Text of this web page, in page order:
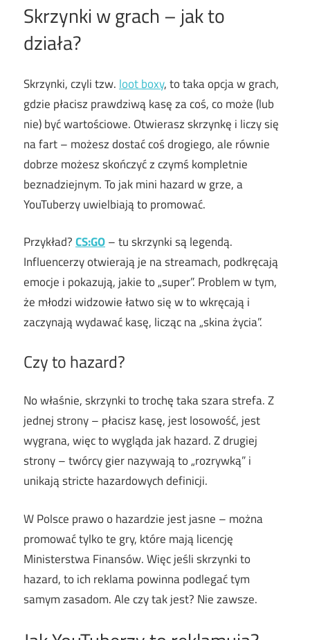
Skrzynki w grach – jak to
działa?
Skrzynki, czyli tzw. loot boxy, to taka opcja w grach,
gdzie płacisz prawdziwą kasę za coś, co może (lub
nie) być wartościowe. Otwierasz skrzynkę i liczy się
na fart – możesz dostać coś drogiego, ale równie
dobrze możesz skończyć z czymś kompletnie
beznadziejnym. To jak mini hazard w grze, a
YouTuberzy uwielbiają to promować.
Przykład?CS:GO– tu skrzynki są legendą.
Influencerzy otwierają je na streamach, podkręcają
emocje i pokazują, jakie to „super”. Problem w tym,
że młodzi widzowie łatwo się w to wkręcają i
zaczynają wydawać kasę, licząc na „skina życia”.
Czy to hazard?
No właśnie, skrzynki to trochę taka szara strefa. Z
jednej strony – płacisz kasę, jest losowość, jest
wygrana, więc to wygląda jak hazard. Z drugiej
strony – twórcy gier nazywają to „rozrywką” i
unikają stricte hazardowych definicji.
W Polsce prawo o hazardzie jest jasne – można
promować tylko te gry, które mają licencję
Ministerstwa Finansów. Więc jeśli skrzynki to
hazard, to ich reklama powinna podlegać tym
samym zasadom. Ale czy tak jest? Nie zawsze.